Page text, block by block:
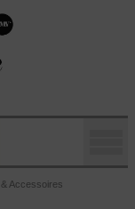
Accessoires